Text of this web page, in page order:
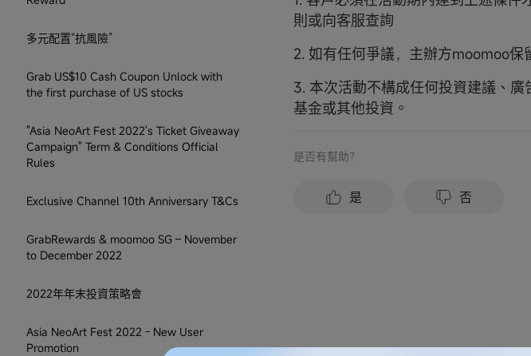
多元配置“抗風險”
Grab US$10 Cash Coupon Unlock with
the first purchase of US stocks
"Asia NeoArt Fest 2022's Ticket Giveaway
Campaign" Term & Conditions Official
Rules
Exclusive Channel 10th Anniversary T&Cs
GrabRewards & moomoo SG – November
to December 2022
2022年年末投資策略會
Asia NeoArt Fest 2022 - New User
Promotion
則或向客服查詢
2. 如有任何爭議，主辦方moomoo保
3. 本次活動不構成任何投資建議、
基金或其他投資。
是否有幫助？
是 否